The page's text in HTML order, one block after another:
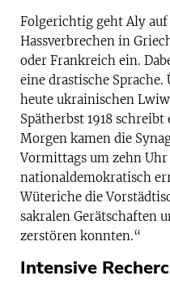
Folgerichtig geht Aly
Hassverbrechen in
oder Frankreich ein.
eine drastische
heute ukrainischen
Spätherbst 1918
Morgen kamen die
Vormittags um zehn
nationaldemokratisch
Wüteriche die
sakralen Gerätschaften
zerstören konnten.“
Intensive